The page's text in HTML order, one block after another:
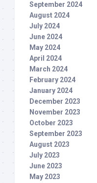
September 2024
August 2024
July 2024
June 2024
May 2024
April 2024
March 2024
February 2024
January 2024
December 2023
November 2023
October 2023
September 2023
August 2023
July 2023
June 2023
May 2023